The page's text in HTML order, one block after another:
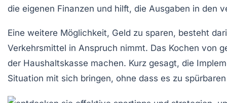
die eigenen Finanzen und hilft, die Ausgaben in den
Eine weitere Möglichkeit, Geld zu sparen, besteht
Verkehrsmittel in Anspruch nimmt. Das Kochen von
der Haushaltskasse machen. Kurz gesagt, die
Situation mit sich bringen, ohne dass es zu